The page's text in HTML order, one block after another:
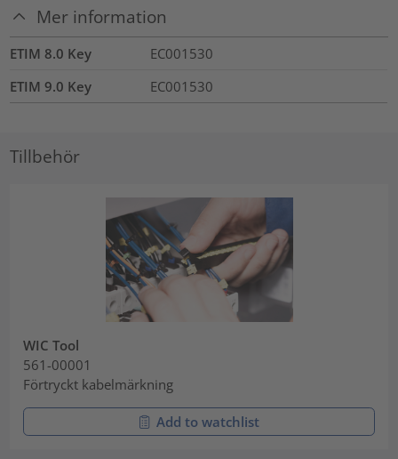
Mer information
ETIM 8.0 Key
EC001530
ETIM 9.0 Key
EC001530
Tillbehör
WIC Tool
561-00001
Förtryckt kabelmärkning
Add to watchlist